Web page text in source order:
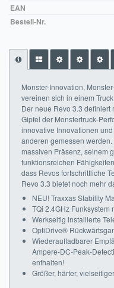
ÜBER UNS
Was wir bieten
Unsere
KONTAKT
MEIN KONTO
EAN
Bestell-Nr.
Monster-Innovation,
vereinen sich in einem
Der neue Revo 3.3 definiert
Gipfel der Monstertruck-
innovative Innovationen
anderen gemessen
massiven Präsenz, seinem
funktionsreichen
dass Revos fortschrittliche
Revo 3.3 bietet noch mehr
NEU! Traxxas Stability
TQi 2.4GHz Funksystem
Werkseitig installierte
OptiDrive®
Wiederaufladbarer
Ampere-DC-Peak-
enthalten!
Größer, härter,